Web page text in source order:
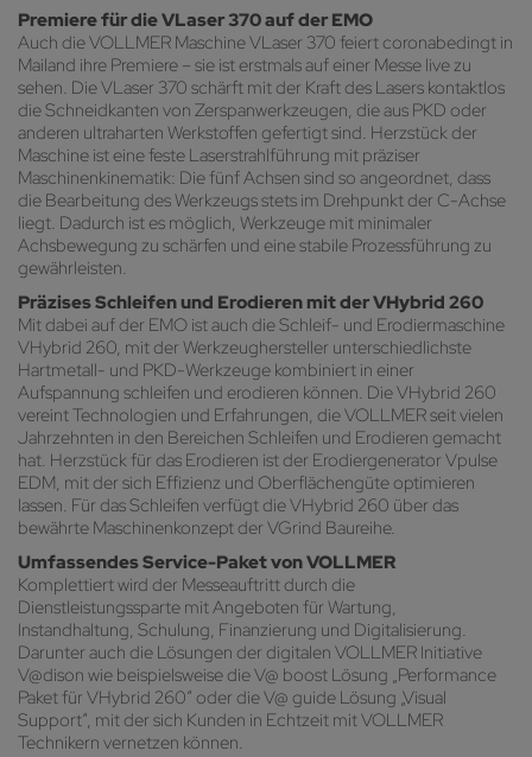
Premiere für die VLaser 370 auf der EMO
Auch die VOLLMER Maschine VLaser 370 feiert coronabedingt in
Mailand ihre Premiere – sie ist erstmals auf einer Messe live zu
sehen. Die VLaser 370 schärft mit der Kraft des Lasers kontaktlos
die Schneidkanten von Zerspanwerkzeugen, die aus PKD oder
anderen ultraharten Werkstoffen gefertigt sind. Herzstück der
Maschine ist eine feste Laserstrahlführung mit präziser
Maschinenkinematik: Die fünf Achsen sind so angeordnet, dass
die Bearbeitung des Werkzeugs stets im Drehpunkt der C-Achse
liegt. Dadurch ist es möglich, Werkzeuge mit minimaler
Achsbewegung zu schärfen und eine stabile Prozessführung zu
gewährleisten.
Präzises Schleifen und Erodieren mit der VHybrid 260
Mit dabei auf der EMO ist auch die Schleif- und Erodiermaschine
VHybrid 260, mit der Werkzeughersteller unterschiedlichste
Hartmetall- und PKD-Werkzeuge kombiniert in einer
Aufspannung schleifen und erodieren können. Die VHybrid 260
vereint Technologien und Erfahrungen, die VOLLMER seit vielen
Jahrzehnten in den Bereichen Schleifen und Erodieren gemacht
hat. Herzstück für das Erodieren ist der Erodiergenerator Vpulse
EDM, mit der sich Effizienz und Oberflächengüte optimieren
lassen. Für das Schleifen verfügt die VHybrid 260 über das
bewährte Maschinenkonzept der VGrind Baureihe.
Umfassendes Service-Paket von VOLLMER
Komplettiert wird der Messeauftritt durch die
Dienstleistungssparte mit Angeboten für Wartung,
Instandhaltung, Schulung, Finanzierung und Digitalisierung.
Darunter auch die Lösungen der digitalen VOLLMER Initiative
V@dison wie beispielsweise die V@ boost Lösung „Performance
Paket für VHybrid 260“ oder die V@ guide Lösung „Visual
Support“, mit der sich Kunden in Echtzeit mit VOLLMER
Technikern vernetzen können.